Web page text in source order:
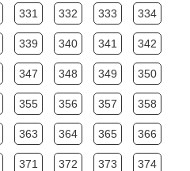
331 332 333 334
339 340 341 342
347 348 349 350
355 356 357 358
363 364 365 366
371 372 373 374